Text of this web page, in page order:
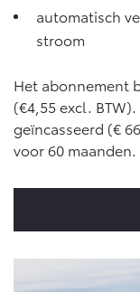
Vanaf € 37.500,-
Proace Max (excl.
automatisch
stroom
Het abonnement
(€4,55 excl.
geïncasseerd (€
voor 60 maanden.